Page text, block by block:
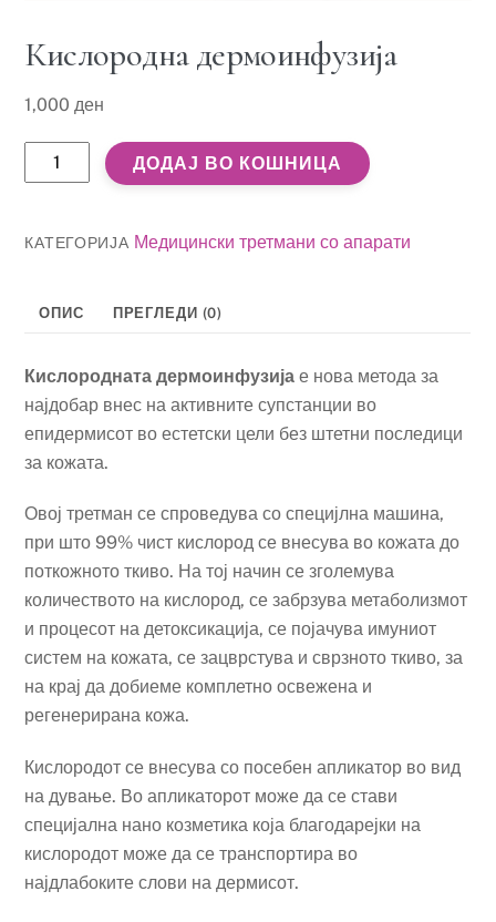
Кислородна дермоинфузија
1,000 ден
Кислородна
дермоинфузија
ДОДАЈ ВО КОШНИЦА
КАТЕГОРИЈА Медицински третмани со апарати
ОПИС ПРЕГЛЕДИ (0)
Кислородната дермоинфузија е нова метода за
најдобар внес на активните супстанции во
епидермисот во естетски цели без штетни последици
за кожата.
Овој третман се спроведува со специјлна машина,
при што 99% чист кислород се внесува во кожата до
поткожното ткиво. На тој начин се зголемува
количеството на кислород, се забрзува метаболизмот
и процесот на детоксикација, се појачува имуниот
систем на кожата, се зацврстува и сврзното ткиво, за
на крај да добиеме комплетно освежена и
регенерирана кожа.
Кислородот се внесува со посебен апликатор во вид
на дување. Во апликаторот може да се стави
специјална нано козметика која благодарејки на
кислородот може да се транспортира во
најдлабоките слови на дермисот.